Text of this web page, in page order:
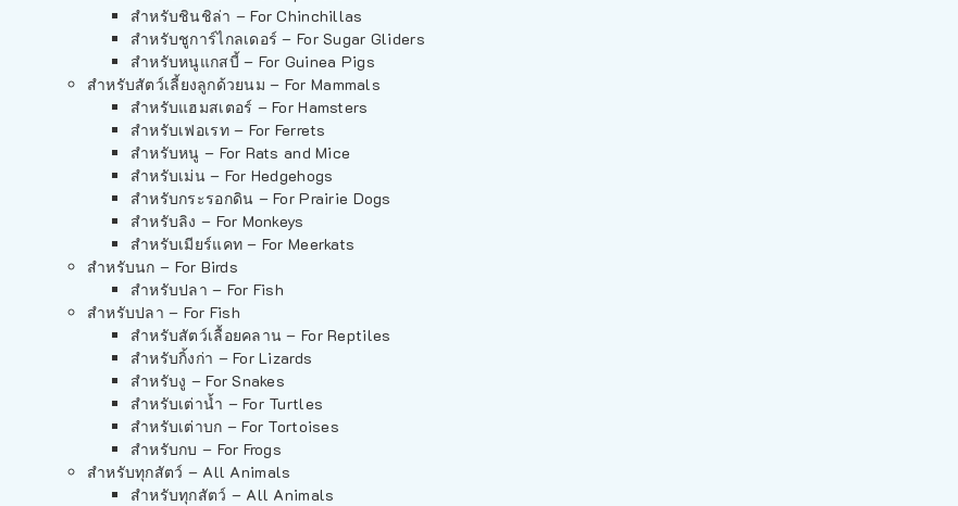
สำหรับชินชิล่า – For Chinchillas
สำหรับชูการ์ไกลเดอร์ – For Sugar Gliders
สำหรับหนูแกสบี้ – For Guinea Pigs
สำหรับสัตว์เลี้ยงลูกด้วยนม – For Mammals
สำหรับแฮมสเตอร์ – For Hamsters
สำหรับเฟอเรท – For Ferrets
สำหรับหนู – For Rats and Mice
สำหรับเม่น – For Hedgehogs
สำหรับกระรอกดิน – For Prairie Dogs
สำหรับลิง – For Monkeys
สำหรับเมียร์แคท – For Meerkats
สำหรับนก – For Birds
สำหรับปลา – For Fish
สำหรับปลา – For Fish
สำหรับสัตว์เลื้อยคลาน – For Reptiles
สำหรับกิ้งก่า – For Lizards
สำหรับงู – For Snakes
สำหรับเต่าน้ำ – For Turtles
สำหรับเต่าบก – For Tortoises
สำหรับกบ – For Frogs
สำหรับทุกสัตว์ – All Animals
สำหรับทุกสัตว์ – All Animals